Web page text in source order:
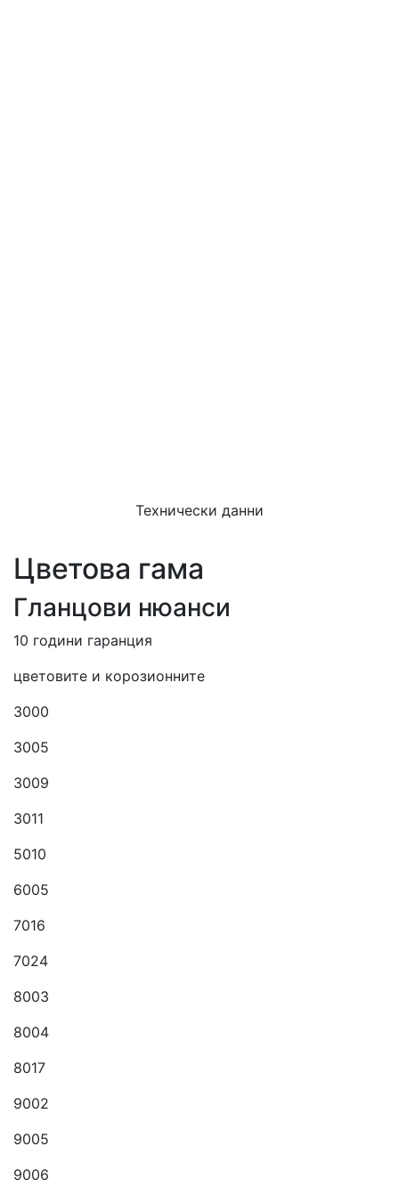
Технически данни
Цветова гама
Гланцови нюанси
10 години гаранция
цветовите и корозионните
3000
3005
3009
3011
5010
6005
7016
7024
8003
8004
8017
9002
9005
9006